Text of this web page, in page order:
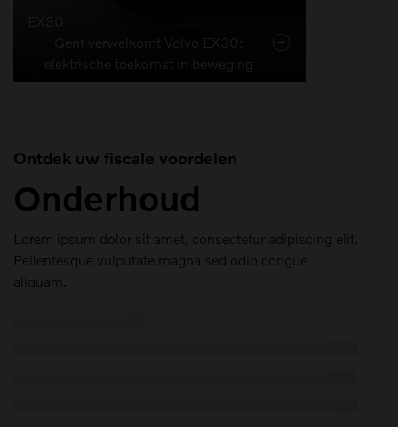
EX30
Gent verwelkomt Volvo EX30:
elektrische toekomst in beweging
Ontdek uw fiscale voordelen
Onderhoud
Lorem ipsum dolor sit amet, consectetur adipiscing elit.
Pellentesque vulputate magna sed odio congue
aliquam.